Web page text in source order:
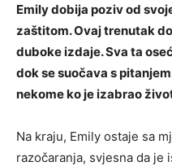
Emily dobija poziv od
zaštitom. Ovaj trenutak
duboke izdaje.Sva ta
dok se suočava s
nekome ko je izabrao
Na kraju, Emily ostaje sa
razočaranja, svjesna da je